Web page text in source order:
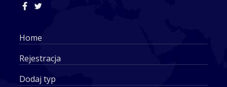
Home
Rejestracja
Dodaj typ